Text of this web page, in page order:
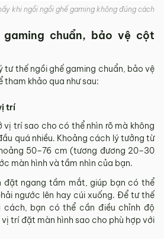
khi ngồi ngồi ghế gaming không đúng cách
chuẩn, bảo vệ cột
tư thế ngồi ghế gaming chuẩn, bảo vệ
khảo qua như sau:
trí
vị trí sao cho có thể nhìn rõ mà không
quá nhiều. Khoảng cách lý tưởng từ
50–76 cm (tương đương 20–30
màn hình và tầm nhìn của bạn.
đặt ngang tầm mắt, giúp bạn có thể
ngước lên hay cúi xuống. Để tư thế
cách, bạn có thể cần điều chỉnh độ
trí đặt màn hình sao cho phù hợp với